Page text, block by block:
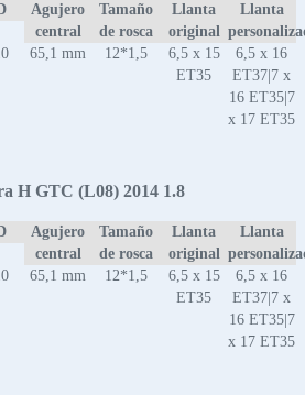
Agujero
central
Tamaño
de rosca
Llanta
original
Llanta
65,1 mm 12*1,5
6,5 x 15
ET35
6,5 x 16
ET37|7 x
16 ET35|7
x 17 ET35
H GTC (L08) 2014 1.8
Agujero
central
Tamaño
de rosca
Llanta
original
Llanta
65,1 mm 12*1,5
6,5 x 15
ET35
6,5 x 16
ET37|7 x
16 ET35|7
x 17 ET35